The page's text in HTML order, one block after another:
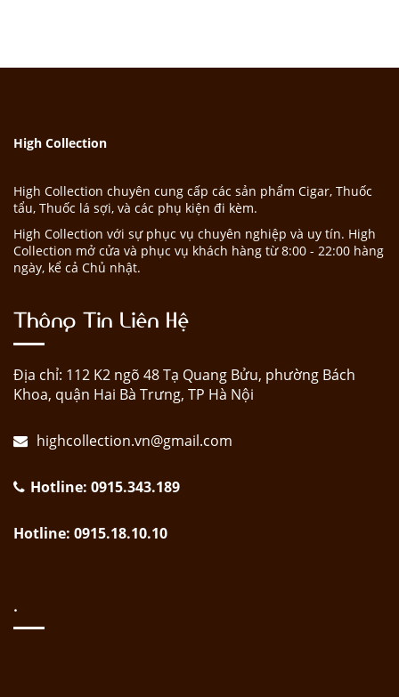
High Collection
High Collection chuyên cung cấp các sản phẩm Cigar, Thuốc
tẩu, Thuốc lá sợi, và các phụ kiện đi kèm.
High Collection với sự phục vụ chuyên nghiệp và uy tín. High
Collection mở cửa và phục vụ khách hàng từ 8:00 - 22:00 hàng
ngày, kể cả Chủ nhật.
Thông Tin Liên Hệ
Địa chỉ: 112 K2 ngõ 48 Tạ Quang Bửu, phường Bách
Khoa, quận Hai Bà Trưng, TP Hà Nội
highcollection.vn@gmail.com
Hotline: 0915.343.189
Hotline: 0915.18.10.10
.